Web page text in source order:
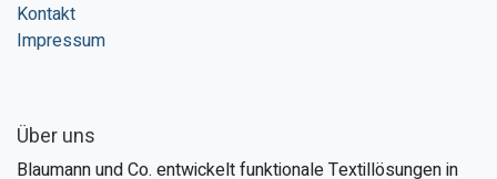
Kontakt
Impressum
Über uns
Blaumann und Co. entwickelt funktionale Textillösungen in